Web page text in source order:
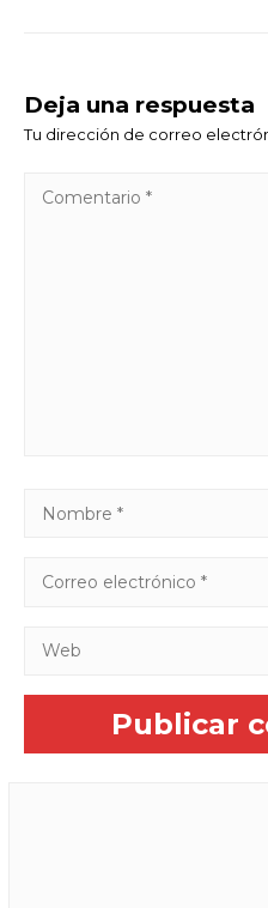
Deja una respuesta
Tu dirección de correo